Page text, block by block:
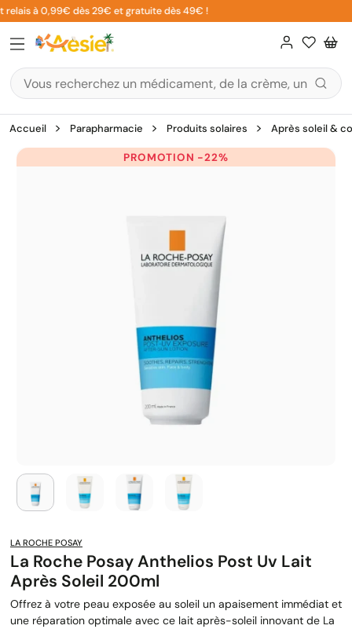
Aller
au
contenu
à 0,99€ dès 29€ et gratuite dès 49€ !
Accueil Parapharmacie Produits solaires Après soleil &
PROMOTION -22%
LA ROCHE POSAY
La Roche Posay Anthelios Post Uv Lait
Après Soleil 200ml
Offrez à votre peau exposée au soleil un apaisement immédiat et
une réparation optimale avec ce lait après-soleil innovant de La